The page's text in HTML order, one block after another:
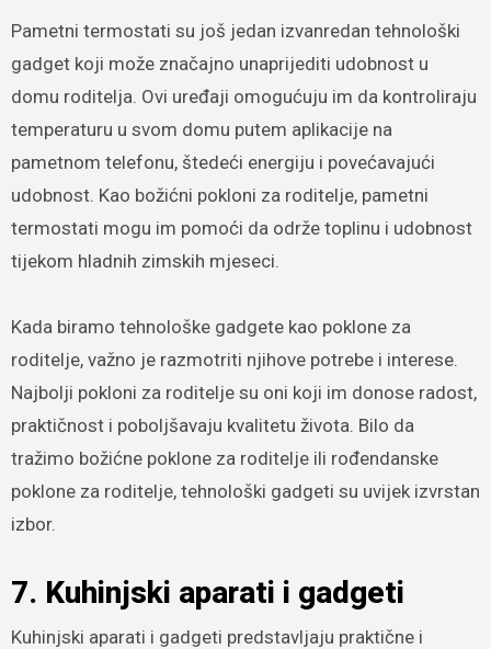
Pametni termostati su još jedan izvanredan tehnološki
gadget koji može značajno unaprijediti udobnost u
domu roditelja. Ovi uređaji omogućuju im da kontroliraju
temperaturu u svom domu putem aplikacije na
pametnom telefonu, štedeći energiju i povećavajući
udobnost. Kao božićni pokloni za roditelje, pametni
termostati mogu im pomoći da održe toplinu i udobnost
tijekom hladnih zimskih mjeseci.
Kada biramo tehnološke gadgete kao poklone za
roditelje, važno je razmotriti njihove potrebe i interese.
Najbolji pokloni za roditelje su oni koji im donose radost,
praktičnost i poboljšavaju kvalitetu života. Bilo da
tražimo božićne poklone za roditelje ili rođendanske
poklone za roditelje, tehnološki gadgeti su uvijek izvrstan
izbor.
7. Kuhinjski aparati i gadgeti
Kuhinjski aparati i gadgeti predstavljaju praktične i